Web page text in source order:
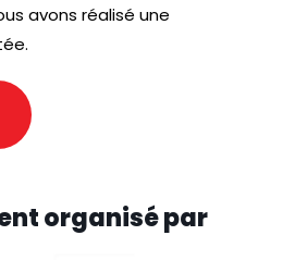
avons réalisé une
organisé par